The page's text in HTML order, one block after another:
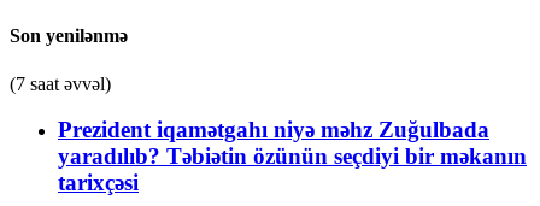
Son yenilənmə
(7 saat əvvəl)
Prezident iqamətgahı niyə məhz Zuğulbada
yaradılıb? Təbiətin özünün seçdiyi bir məkanın
tarixçəsi